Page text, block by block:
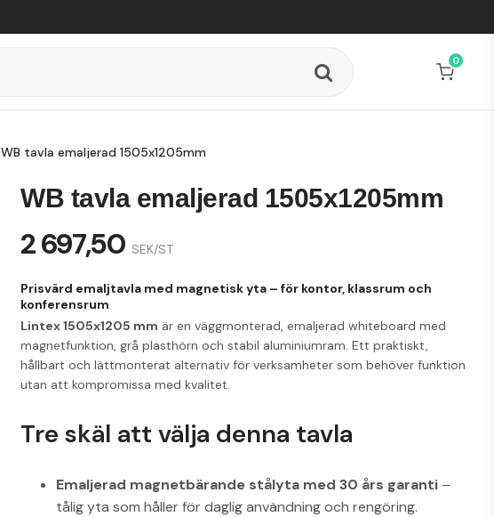
0
WB tavla emaljerad 1505x1205mm
WB tavla emaljerad 1505x1205mm
2 697,50 SEK/ST
Prisvärd emaljtavla med magnetisk yta – för kontor, klassrum och
konferensrum
Lintex 1505x1205 mm är en väggmonterad, emaljerad whiteboard med
magnetfunktion, grå plasthörn och stabil aluminiumram.Ett praktiskt,
hållbart och lättmonterat alternativ för verksamheter som behöver funktion
utan att kompromissa med kvalitet.
Tre skäl att välja denna tavla
Emaljerad magnetbärande stålyta med 30 års garanti –
tålig yta som håller för daglig användning och rengöring.